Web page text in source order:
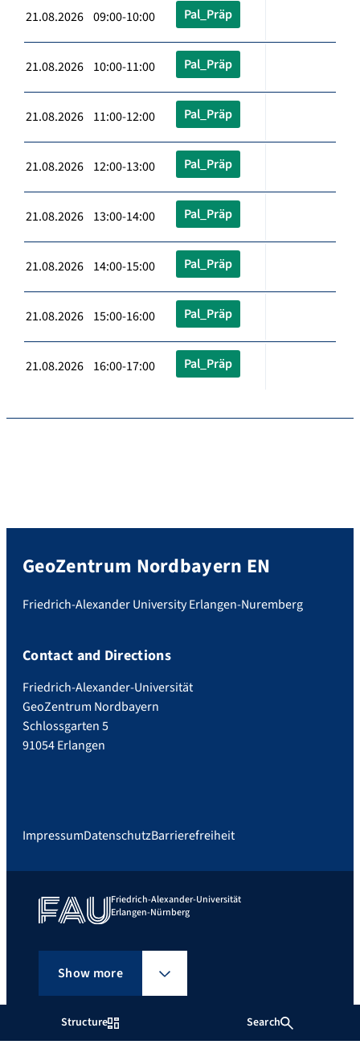
Structure Search
21.08.2026 09:00-10:00 Pal_Präp
21.08.2026 10:00-11:00 Pal_Präp
21.08.2026 11:00-12:00 Pal_Präp
21.08.2026 12:00-13:00 Pal_Präp
21.08.2026 13:00-14:00 Pal_Präp
21.08.2026 14:00-15:00 Pal_Präp
21.08.2026 15:00-16:00 Pal_Präp
21.08.2026 16:00-17:00 Pal_Präp
GeoZentrum Nordbayern EN
Friedrich-Alexander University Erlangen-Nuremberg
Contact and Directions
Friedrich-Alexander-Universität
GeoZentrum Nordbayern
Schlossgarten 5
91054 Erlangen
ImpressumDatenschutzBarrierefreiheit
Friedrich-Alexander-Universität
Erlangen-Nürnberg
Show more